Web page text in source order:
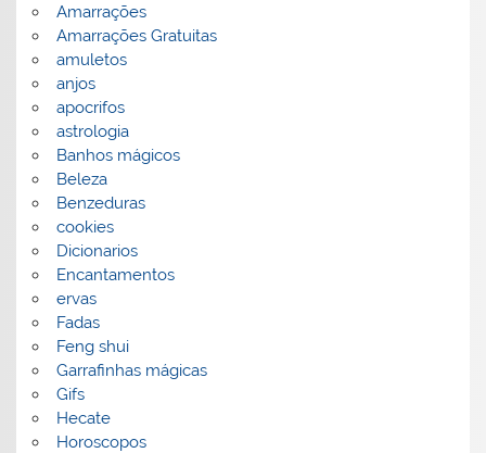
Amarrações
Amarrações Gratuitas
amuletos
anjos
apocrifos
astrologia
Banhos mágicos
Beleza
Benzeduras
cookies
Dicionarios
Encantamentos
ervas
Fadas
Feng shui
Garrafinhas mágicas
Gifs
Hecate
Horoscopos